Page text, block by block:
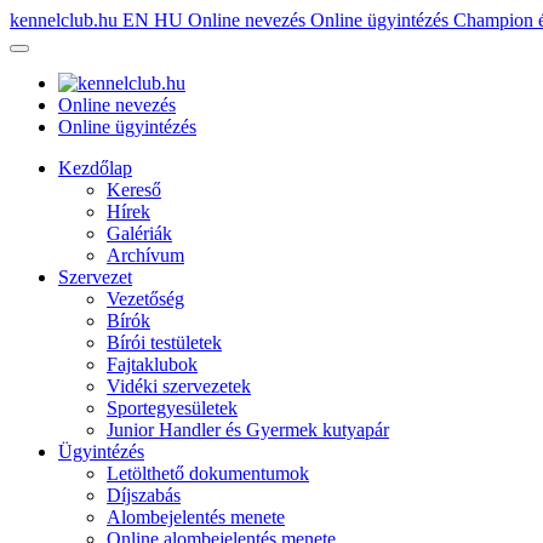
kennelclub.hu EN HU Online nevezés Online ügyintézés Champion
Online nevezés
Online ügyintézés
Kezdőlap
Kereső
Hírek
Galériák
Archívum
Szervezet
Vezetőség
Bírók
Bírói testületek
Fajtaklubok
Vidéki szervezetek
Sportegyesületek
Junior Handler és Gyermek kutyapár
Ügyintézés
Letölthető dokumentumok
Díjszabás
Alombejelentés menete
Online alombejelentés menete